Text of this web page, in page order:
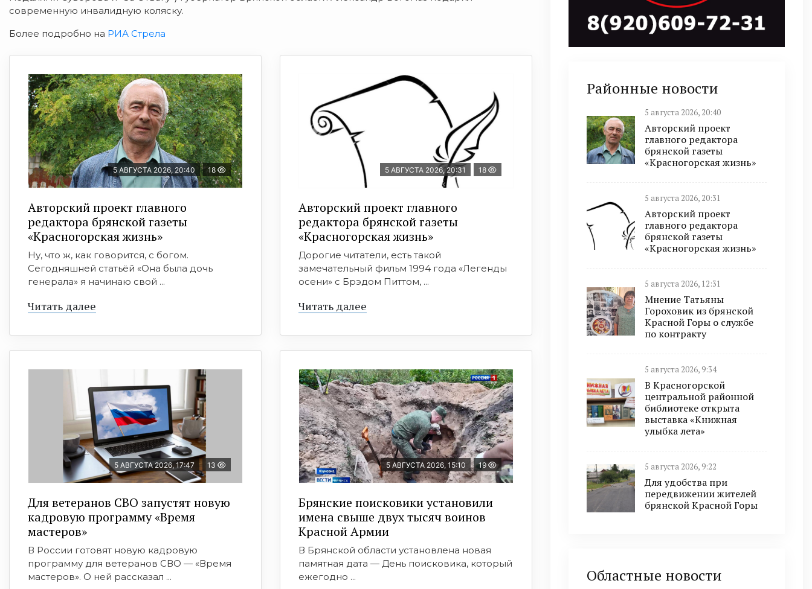
современную инвалидную коляску.
Более подробно на РИА Стрела
5 АВГУСТА 2026, 20:40 18
Авторский проект главного
редактора брянской газеты
«Красногорская жизнь»
Ну, что ж, как говорится, с богом.
Сегодняшней статьёй «Она была дочь
генерала» я начинаю свой ...
Читать далее
5 АВГУСТА 2026, 20:31 18
Авторский проект главного
редактора брянской газеты
«Красногорская жизнь»
Дорогие читатели, есть такой
замечательный фильм 1994 года «Легенды
осени» с Брэдом Питтом, ...
Читать далее
5 АВГУСТА 2026, 17:47 13
Для ветеранов СВО запустят новую
кадровую программу «Время
мастеров»
В России готовят новую кадровую
программу для ветеранов СВО — «Время
мастеров». О ней рассказал ...
5 АВГУСТА 2026, 15:10 19
Брянские поисковики установили
имена свыше двух тысяч воинов
Красной Армии
В Брянской области установлена новая
памятная дата — День поисковика, который
ежегодно ...
Районные новости
5 августа 2026, 20:40
Авторский проект
главного редактора
брянской газеты
«Красногорская жизнь»
5 августа 2026, 20:31
Авторский проект
главного редактора
брянской газеты
«Красногорская жизнь»
5 августа 2026, 12:31
Мнение Татьяны
Гороховик из брянской
Красной Горы о службе
по контракту
5 августа 2026, 9:34
В Красногорской
центральной районной
библиотеке открыта
выставка «Книжная
улыбка лета»
5 августа 2026, 9:22
Для удобства при
передвижении жителей
брянской Красной Горы
Областные новости